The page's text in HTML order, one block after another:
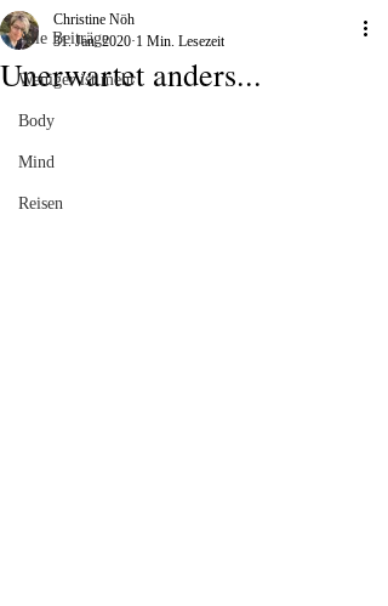
Alle Beiträge
Weniger ist mehr
Body
Mind
Reisen
Unerwartet anders...
Christine Nöh
31. Jan. 2020 1 Min. Lesezeit